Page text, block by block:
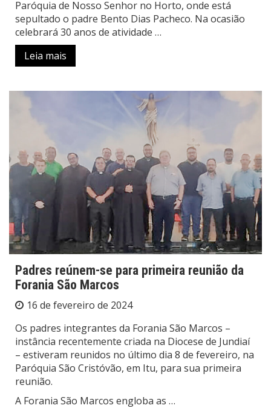
Paróquia de Nosso Senhor no Horto, onde está
sepultado o padre Bento Dias Pacheco. Na ocasião
celebrará 30 anos de atividade …
Leia mais
Padres reúnem-se para primeira reunião da
Forania São Marcos
16 de fevereiro de 2024
Os padres integrantes da Forania São Marcos –
instância recentemente criada na Diocese de Jundiaí
– estiveram reunidos no último dia 8 de fevereiro, na
Paróquia São Cristóvão, em Itu, para sua primeira
reunião.
A Forania São Marcos engloba as …